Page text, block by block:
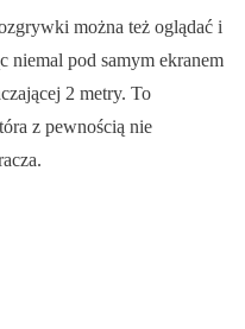
można też oglądać i
niemal pod samym ekranem
2 metry. To
z pewnością nie